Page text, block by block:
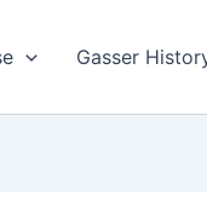
Gasser